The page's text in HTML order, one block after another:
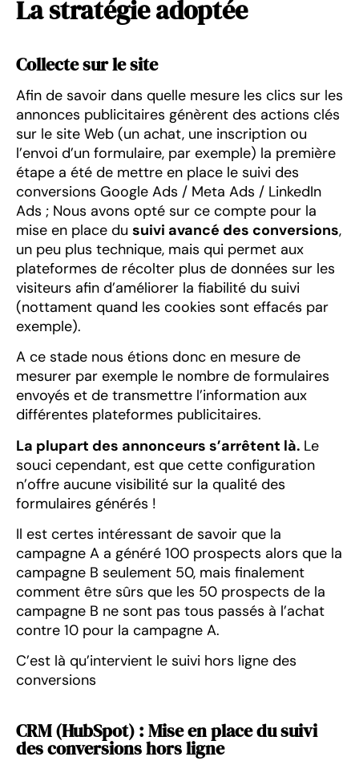
La stratégie adoptée
Collecte sur le site
Afin de savoir dans quelle mesure les clics sur les
annonces publicitaires génèrent des actions clés
sur le site Web (un achat, une inscription ou
l’envoi d’un formulaire, par exemple) la première
étape a été de mettre en place le suivi des
conversions Google Ads / Meta Ads / LinkedIn
Ads ; Nous avons opté sur ce compte pour la
mise en place du suivi avancé des conversions,
un peu plus technique, mais qui permet aux
plateformes de récolter plus de données sur les
visiteurs afin d’améliorer la fiabilité du suivi
(nottament quand les cookies sont effacés par
exemple).
A ce stade nous étions donc en mesure de
mesurer par exemple le nombre de formulaires
envoyés et de transmettre l’information aux
différentes plateformes publicitaires.
La plupart des annonceurs s’arrêtent là. Le
souci cependant, est que cette configuration
n’offre aucune visibilité sur la qualité des
formulaires générés !
Il est certes intéressant de savoir que la
campagne A a généré 100 prospects alors que la
campagne B seulement 50, mais finalement
comment être sûrs que les 50 prospects de la
campagne B ne sont pas tous passés à l’achat
contre 10 pour la campagne A.
C’est là qu’intervient le suivi hors ligne des
conversions
CRM (HubSpot) : Mise en place du suivi
des conversions hors ligne